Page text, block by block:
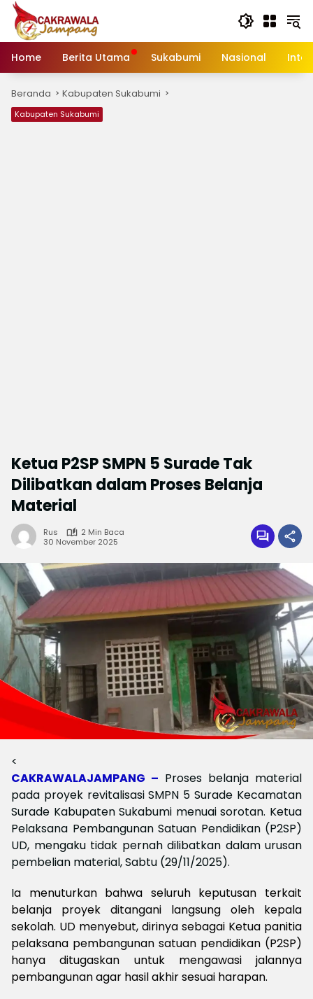
Langsung
konten
Home
Berita Utama Sukabumi Nasional
Beranda Kabupaten Sukabumi
Kabupaten Sukabumi
Ketua P2SP SMPN 5 Surade Tak
Dilibatkan dalam Proses Belanja
Material‎
Rus
2 Min Baca
30 November 2025
<‎
CAKRAWALAJAMPANG – Proses belanja material
pada proyek revitalisasi SMPN 5 Surade Kecamatan
Surade Kabupaten Sukabumi menuai sorotan. Ketua
Pelaksana Pembangunan Satuan Pendidikan (P2SP)
UD, mengaku tidak pernah dilibatkan dalam urusan
pembelian material, Sabtu (29/11/2025).
Ia menuturkan bahwa seluruh keputusan terkait
belanja proyek ditangani langsung oleh kepala
sekolah. UD menyebut, dirinya sebagai Ketua panitia
pelaksana pembangunan satuan pendidikan (P2SP)
hanya ditugaskan untuk mengawasi jalannya
pembangunan agar hasil akhir sesuai harapan.